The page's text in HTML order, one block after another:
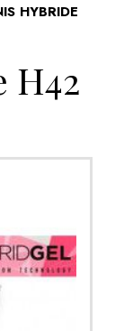
HYBRIDE
H42